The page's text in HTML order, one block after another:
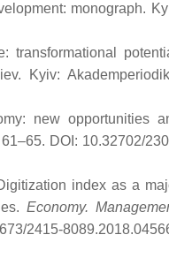
monograph.
transformational
Kyiv:
new opportunities
DOI: 10.32702/
index as a
Economy.
2415-